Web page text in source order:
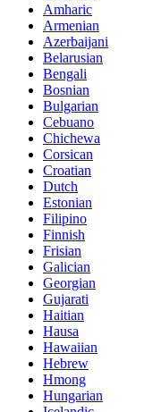
Amharic
Armenian
Azerbaijani
Belarusian
Bengali
Bosnian
Bulgarian
Cebuano
Chichewa
Corsican
Croatian
Dutch
Estonian
Filipino
Finnish
Frisian
Galician
Georgian
Gujarati
Haitian
Hausa
Hawaiian
Hebrew
Hmong
Hungarian